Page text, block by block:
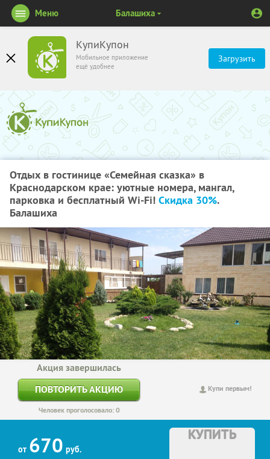
КупиКупон
Мобильное приложение
ещё удобнее
Загрузить
Меню Балашиха
Отдых в гостинице «Семейная сказка» в
Краснодарском крае: уютные номера, мангал,
парковка и бесплатный Wi-Fi! Скидка 30%.
Балашиха
Купи первым!
Акция завершилась
ПОВТОРИТЬ АКЦИЮ
Человек проголосовало: 0
от 670 руб.
КУПИТЬ